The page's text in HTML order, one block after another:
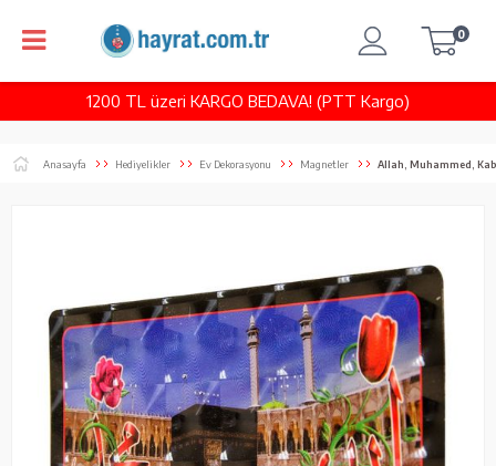
1200 TL üzeri KARGO BEDAVA! (PTT Kargo)
0
Anasayfa Hediyelikler Ev Dekorasyonu Magnetler Allah, Muhammed,